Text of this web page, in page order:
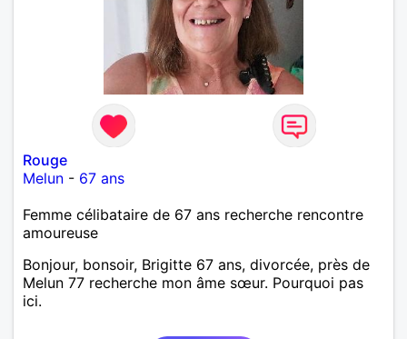
Rouge
Melun - 67 ans
Femme célibataire de 67 ans recherche rencontre
amoureuse
Bonjour, bonsoir, Brigitte 67 ans, divorcée, près de
Melun 77 recherche mon âme sœur. Pourquoi pas
ici.